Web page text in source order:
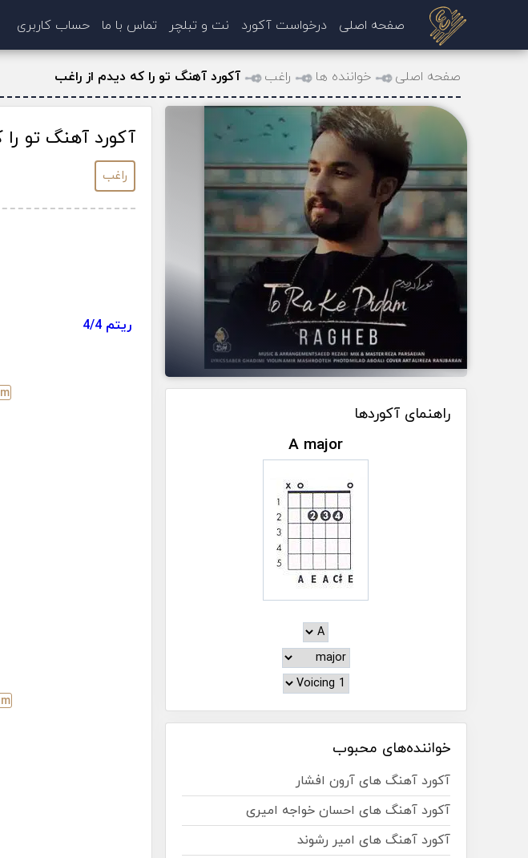
صفحه اصلی درخواست آکورد نت و تبلچر تماس با ما حساب کاربری
صفحه اصلی خواننده ها راغب آکورد آهنگ تو را که دیدم از راغب
راهنمای آکوردها
A major
خواننده‌های محبوب
آکورد آهنگ های آرون افشار
آکورد آهنگ های احسان خواجه امیری
آکورد آهنگ های امیر رشوند
آکورد آهنگ تو
راغب
ریتم 4/4
m
m